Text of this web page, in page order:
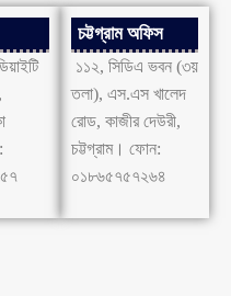
চট্টগ্রাম অফিস
১১২, সিডিএ ভবন (৩য়
তলা), এস.এস খালেদ
রোড, কাজীর দেউরী,
চট্টগ্রাম। ফোন:
০১৮৬৫৭৫৭২৬৪